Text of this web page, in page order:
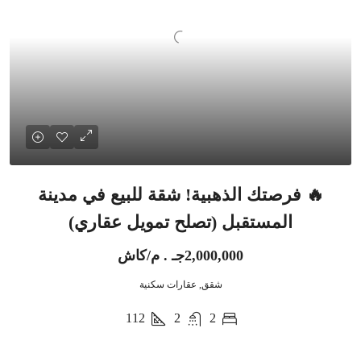
🔥 فرصتك الذهبية! شقة للبيع في مدينة
المستقبل (تصلح تمويل عقاري)
2,000,000جـ . م/كاش
شقق, عقارات سكنية
2
2
112